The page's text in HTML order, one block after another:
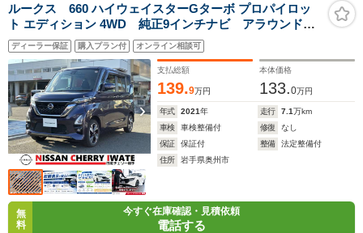
ルークス 660 ハイウェイスターGターボ プロパイロッ
ト エディション 4WD 純正9インチナビ アラウンドビ
ューモニター 両側電動スライドドア LEDライト
ETC ドライブレコーダー 純正エンジンスターター
シートヒーター 1年間走行距離無制限保証
ディーラー保証 購入プラン付 オンライン相談可
支払総額
139.9万円
本体価格
133.0万円
年式 2021年 走行 7.1万km
車検
車検整備付 修復
なし
保証
保証付 整備
法定整備付
住所
岩手県奥州市
無
料
今すぐ在庫確認・見積依頼
電話する